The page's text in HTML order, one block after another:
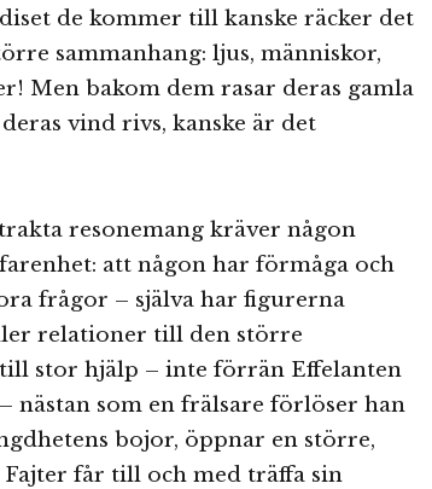
de kommer till kanske räcker det
sammanhang: ljus, människor,
Men bakom dem rasar deras gamla
vind rivs, kanske är det
resonemang kräver någon
att någon har förmåga och
frågor – själva har figurerna
relationer till den större
stor hjälp – inte förrän Effelanten
nästan som en frälsare förlöser han
bojor, öppnar en större,
får till och med träffa sin